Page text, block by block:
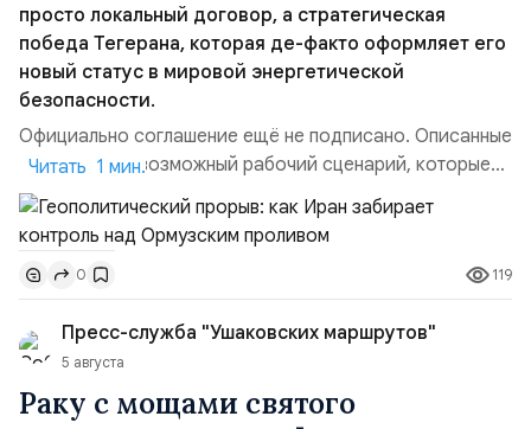
просто локальный договор, а стратегическая
победа Тегерана, которая де-факто оформляет его
новый статус в мировой энергетической
безопасности.
Официально соглашение ещё не подписано. Описанные
пункты — это возможный рабочий сценарий, которые
скорее всего будут реализованы.Разбираем ключевые
тезисы и последствия этого соглашения:. 1. Новые
доли контроля (75 на 25). Было: Ранее Иран и Оман
контролировали пролив на паритетных началах —
50/50. Стало: Новое соглашение закрепляет за
Ираном...
Читать 1 мин.
0 119
Пресс-служба "Ушаковских маршрутов"
5 августа
Раку с мощами святого